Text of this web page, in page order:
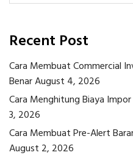
Recent Post
Cara Membuat Commercial
BenarAugust 4, 2026
Cara Menghitung Biaya
3, 2026
Cara Membuat Pre-Alert
August 2, 2026